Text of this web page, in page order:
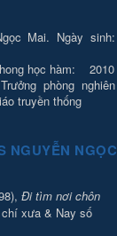
Mai. Ngày sinh:
học hàm: 2010
phòng nghiên
truyền thống
NGUYỄN NGỌC
Đi tìm nơi chôn
xưa & Nay số